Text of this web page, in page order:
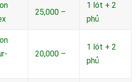
25,000 –
1 lót + 2
phủ
20,000 –
1 lót + 2
phủ